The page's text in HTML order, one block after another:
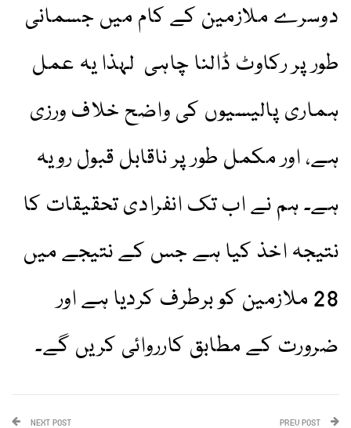
دوسرے ملازمین کے کام میں جسمانی
طور پر رکاوٹ ڈالنا چاہی لہذا یہ عمل
ہماری پالیسیوں کی واضح خلاف ورزی
ہے، اور مکمل طور پر ناقابل قبول رویہ
ہے۔ ہم نے اب تک انفرادی تحقیقات کا
نتیجہ اخذ کیا ہے جس کے نتیجے میں
28 ملازمین کو برطرف کردیا ہے اور
ضرورت کے مطابق کارروائی کریں گے۔
NEXT POST